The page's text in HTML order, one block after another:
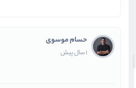
حسام موسوی
1 سال پیش